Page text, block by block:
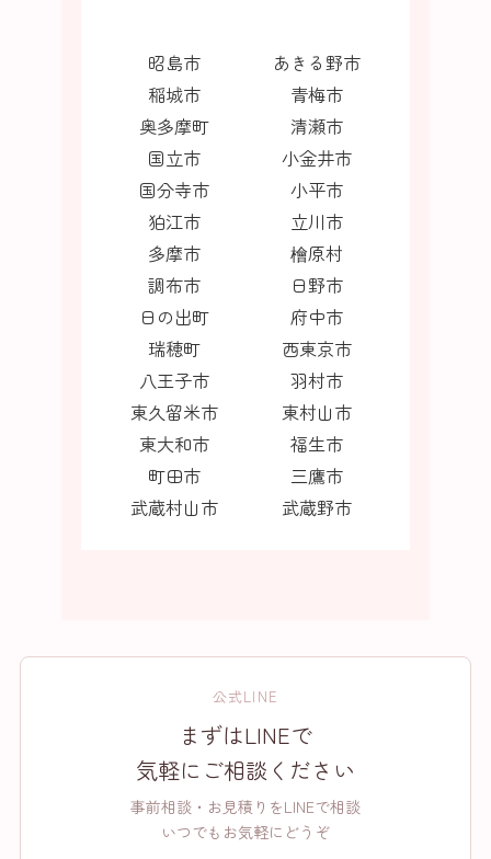
昭島市
あきる野市
稲城市
青梅市
奥多摩町
清瀬市
国立市
小金井市
国分寺市
小平市
狛江市
立川市
多摩市
檜原村
調布市
日野市
日の出町
府中市
瑞穂町
西東京市
八王子市
羽村市
東久留米市
東村山市
東大和市
福生市
町田市
三鷹市
武蔵村山市
武蔵野市
公式LINE
まずはLINEで
気軽にご相談ください
事前相談・お見積りをLINEで相談
いつでもお気軽にどうぞ